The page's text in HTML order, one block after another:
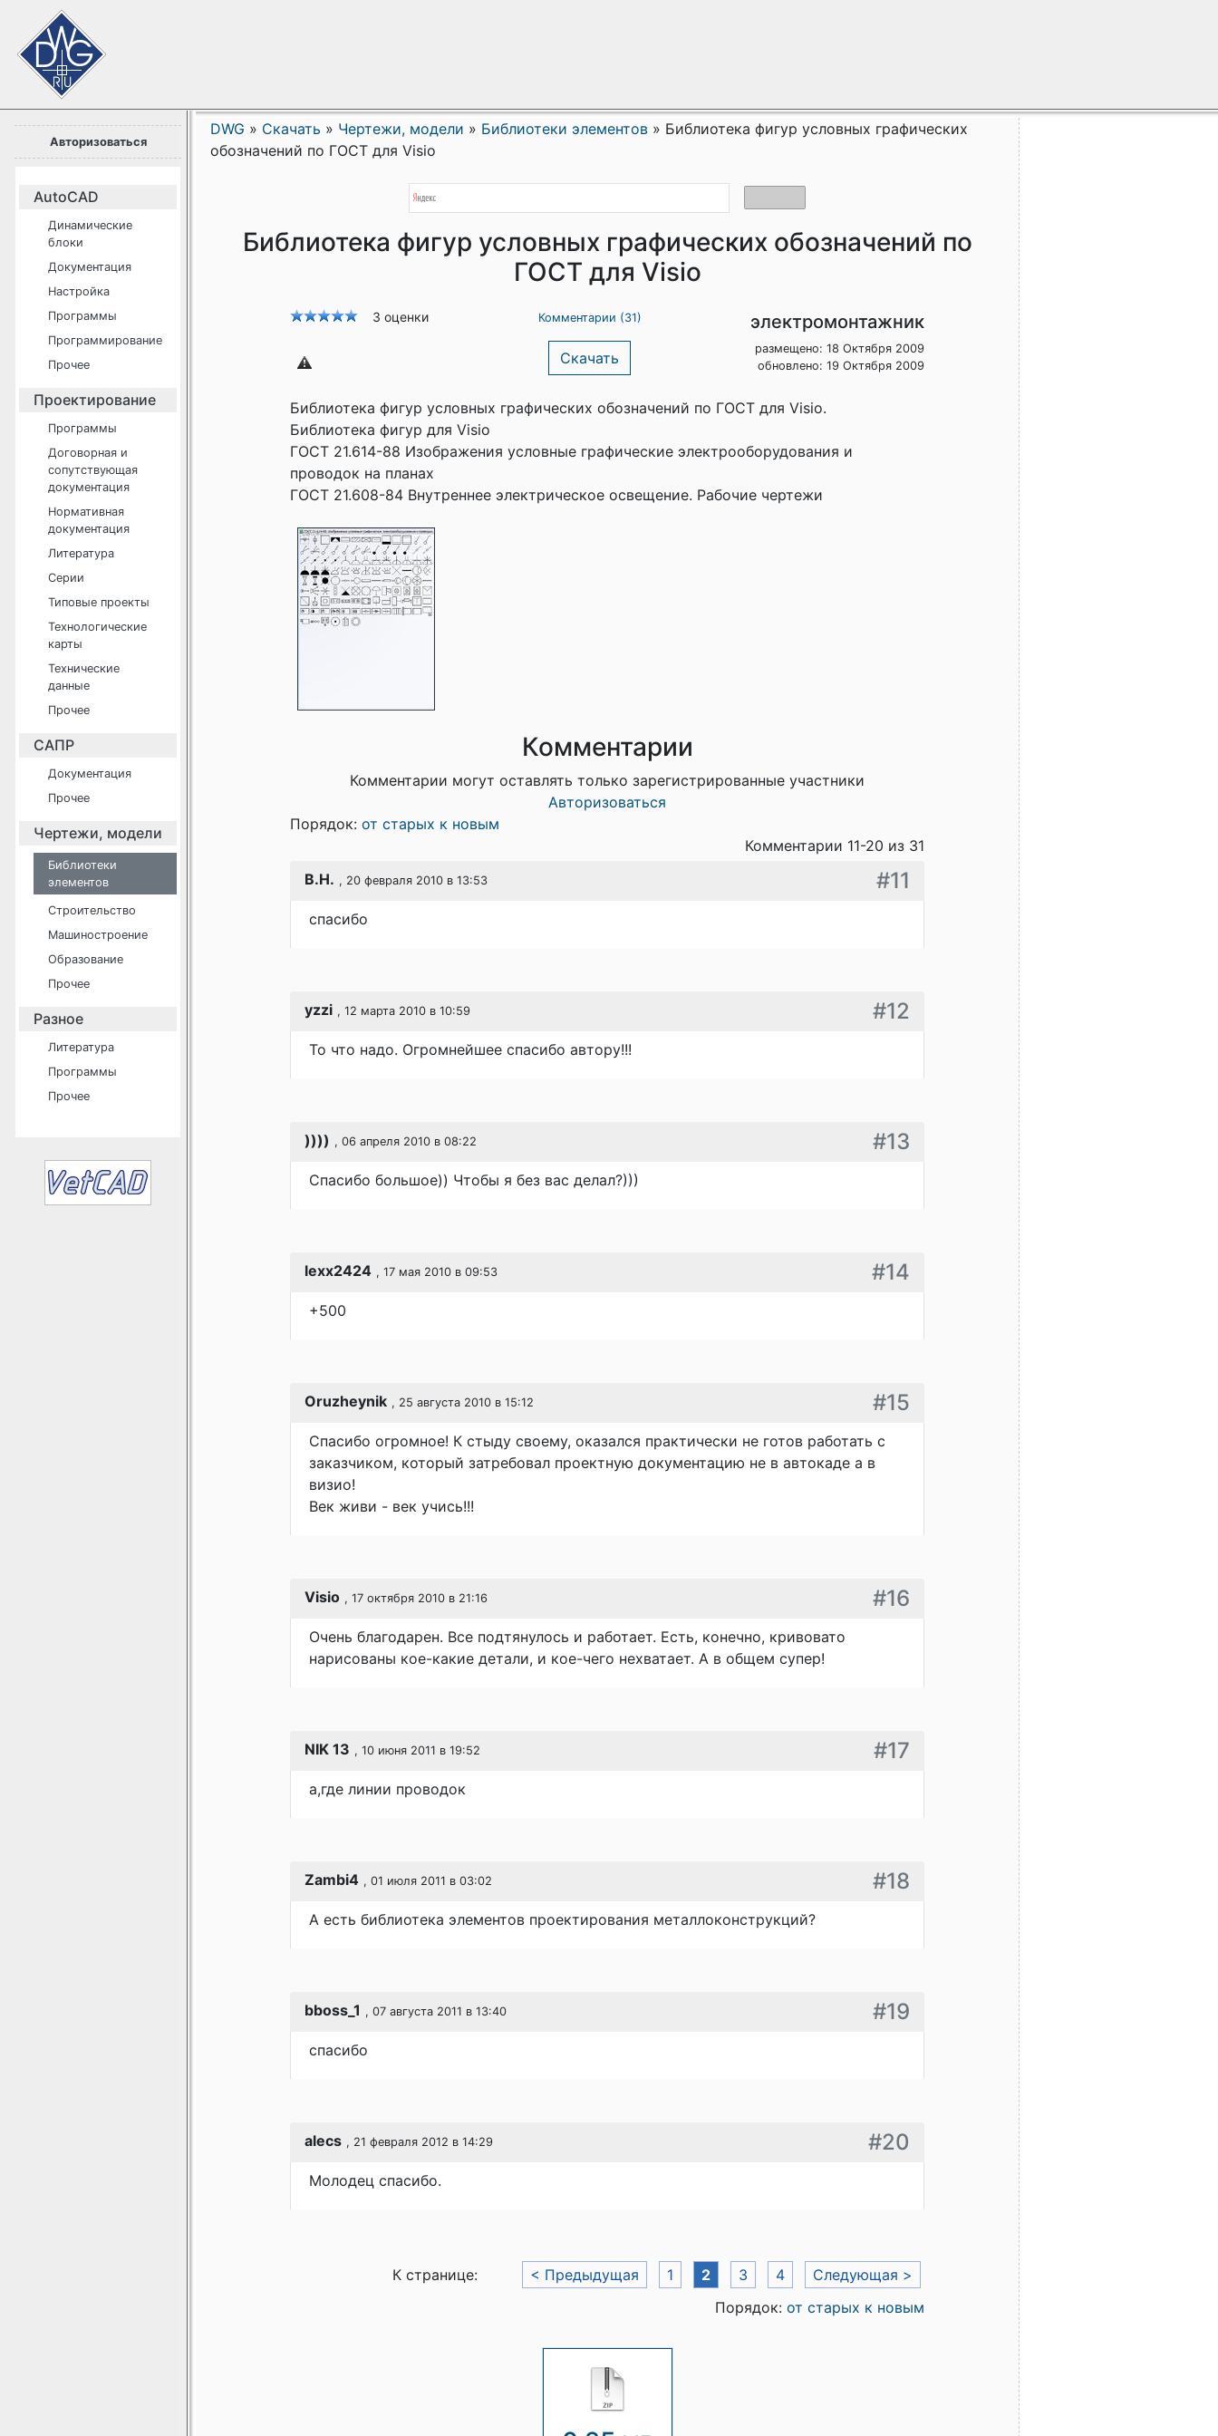
Авторизоваться
AutoCAD
Динамические
блоки
Документация
Настройка
Программы
Программирование
Прочее
Проектирование
Программы
Договорная и
сопутствующая
документация
Нормативная
документация
Литература
Серии
Типовые проекты
Технологические
карты
Технические
данные
Прочее
САПР
Документация
Прочее
Чертежи, модели
Библиотеки
элементов
Строительство
Машиностроение
Образование
Прочее
Разное
Литература
Программы
Прочее
DWG » Скачать » Чертежи, модели » Библиотеки элементов » Библиотека фигур условных графических
обозначений по ГОСТ для Visio
Библиотека фигур условных графических обозначений по
ГОСТ для Visio
3 оценки Комментарии (31)
Скачать
электромонтажник
размещено: 18 Октября 2009
обновлено: 19 Октября 2009
Библиотека фигур условных графических обозначений по ГОСТ для Visio.
Библиотека фигур для Visio
ГОСТ 21.614-88 Изображения условные графические электрооборудования и
проводок на планах
ГОСТ 21.608-84 Внутреннее электрическое освещение. Рабочие чертежи
Комментарии
Комментарии могут оставлять только зарегистрированные участники
Авторизоваться
Порядок: от старых к новым
Комментарии 11-20 из 31
В.Н. , 20 февраля 2010 в 13:53 #11
спасибо
yzzi , 12 марта 2010 в 10:59 #12
То что надо. Огромнейшее спасибо автору!!!
)))) , 06 апреля 2010 в 08:22 #13
Спасибо большое)) Чтобы я без вас делал?)))
lexx2424 , 17 мая 2010 в 09:53 #14
+500
Oruzheynik , 25 августа 2010 в 15:12 #15
Спасибо огромное! К стыду своему, оказался практически не готов работать с
заказчиком, который затребовал проектную документацию не в автокаде а в
визио!
Век живи - век учись!!!
Visio , 17 октября 2010 в 21:16 #16
Очень благодарен. Все подтянулось и работает. Есть, конечно, кривовато
нарисованы кое-какие детали, и кое-чего нехватает. А в общем супер!
NIK 13 , 10 июня 2011 в 19:52 #17
а,где линии проводок
Zambi4 , 01 июля 2011 в 03:02 #18
А есть библиотека элементов проектирования металлоконструкций?
bboss_1 , 07 августа 2011 в 13:40 #19
спасибо
alecs , 21 февраля 2012 в 14:29 #20
Молодец спасибо.
К странице: < Предыдущая 1 2 3 4
Следующая >
Порядок: от старых к новым